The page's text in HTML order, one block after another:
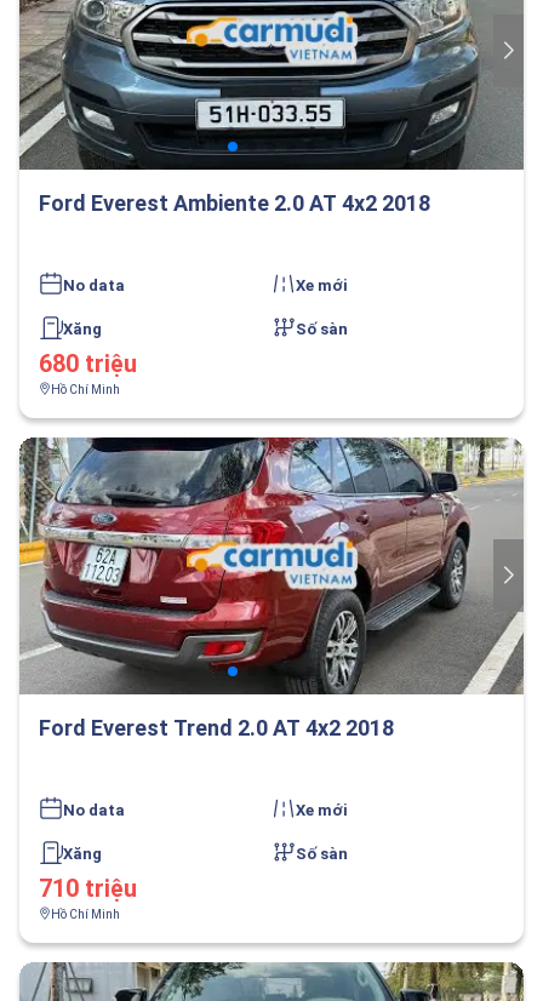
Ford Everest Ambiente 2.0 AT 4x2 2018
No data Xe mới
Xăng Số sàn
680 triệu
Hồ Chí Minh
Ford Everest Trend 2.0 AT 4x2 2018
No data Xe mới
Xăng Số sàn
710 triệu
Hồ Chí Minh